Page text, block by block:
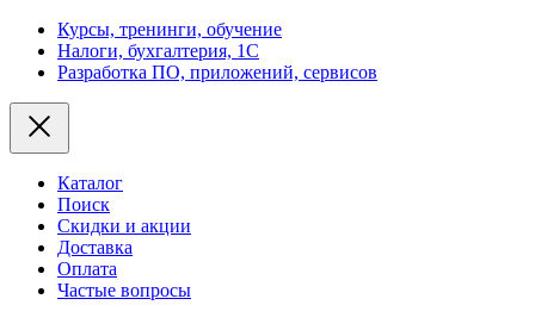
Курсы, тренинги, обучение
Налоги, бухгалтерия, 1С
Разработка ПО, приложений, сервисов
Каталог
Поиск
Скидки и акции
Доставка
Оплата
Частые вопросы